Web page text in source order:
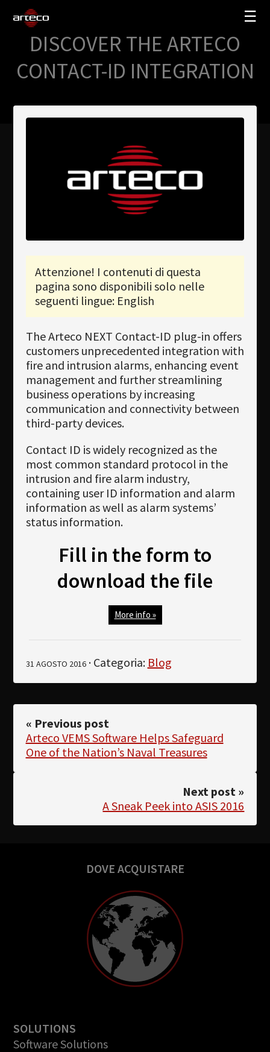
☰
Newsletter
Download
Lingua
SOLUZIONI
AZIENDA
TRAINING
SUPPORTO
DISCOVER THE ARTECO
CONTACT-ID INTEGRATION
Attenzione! I contenuti di questa
pagina sono disponibili solo nelle
seguenti lingue: English
The Arteco NEXT Contact-ID plug-in offers
customers unprecedented integration with
fire and intrusion alarms, enhancing event
management and further streamlining
business operations by increasing
communication and connectivity between
third-party devices.
Contact ID is widely recognized as the
most common standard protocol in the
intrusion and fire alarm industry,
containing user ID information and alarm
information as well as alarm systems’
status information.
Fill in the form to
download the file
More info »
31 AGOSTO 2016· Categoria: Blog
« Previous post
Arteco VEMS Software Helps Safeguard
One of the Nation’s Naval Treasures
Next post »
A Sneak Peek into ASIS 2016
DOVE ACQUISTARE
SOLUTIONS
Software Solutions